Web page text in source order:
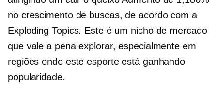
no crescimento de buscas, de acordo com a
Exploding Topics. Este é um nicho de mercado
que vale a pena explorar, especialmente em
regiões onde este esporte está ganhando
popularidade.